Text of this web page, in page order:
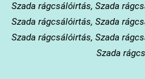
Szada rágcsálóirtás, Szada
Szada rágcsálóirtás, Szada
Szada rágcsálóirtás, Szada
Szada